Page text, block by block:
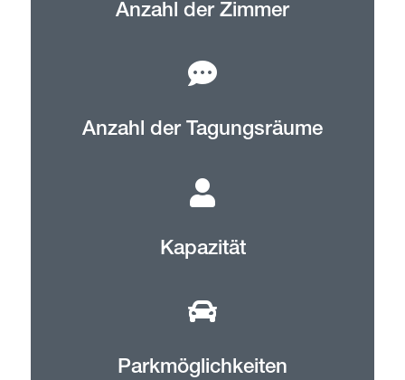
Anzahl der Zimmer
Anzahl der Tagungsräume
Kapazität
Parkmöglichkeiten